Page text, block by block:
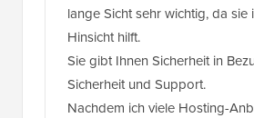
lange Sicht sehr wichtig, da sie
Hinsicht hilft.
Sie gibt Ihnen Sicherheit in
Sicherheit und Support.
Nachdem ich viele Hosting-